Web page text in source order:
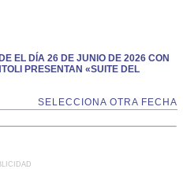
EL DÍA 26 DE JUNIO DE 2026 CON
PRESENTAN «SUITE DEL
SELECCIONA OTRA FECHA